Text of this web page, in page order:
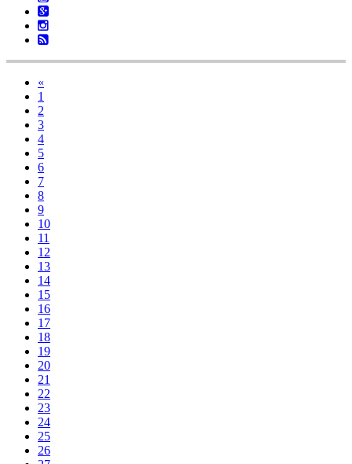
«
1
2
3
4
5
6
7
8
9
10
11
12
13
14
15
16
17
18
19
20
21
22
23
24
25
26